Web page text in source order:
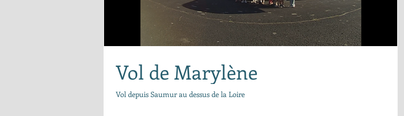
Vol de Marylène
Vol depuis Saumur au dessus de la Loire